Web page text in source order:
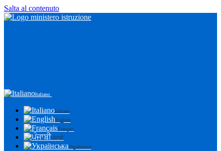
Salta al contenuto
Italiano
Italiano
English
Français
ਪੰਜਾਬੀ
Українська